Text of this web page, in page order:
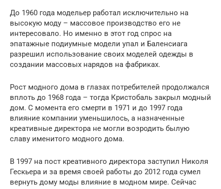
До 1960 года модельер работал исключительно на
высокую моду – массовое производство его не
интересовало. Но именно в этот год спрос на
эпатажные подиумные модели упал и Баленсиага
разрешил использование своих моделей одежды в
создании массовых нарядов на фабриках.
Рост модного дома в глазах потребителей продолжался
вплоть до 1968 года – тогда Кристобаль закрыл модный
дом. С момента его смерти в 1971 и до 1997 года
влияние компании уменьшилось, а назначенные
креативные директора не могли возродить былую
славу именитого модного дома.
В 1997 на пост креативного директора заступил Николя
Гескьера и за время своей работы до 2012 года сумел
вернуть дому моды влияние в модном мире. Сейчас